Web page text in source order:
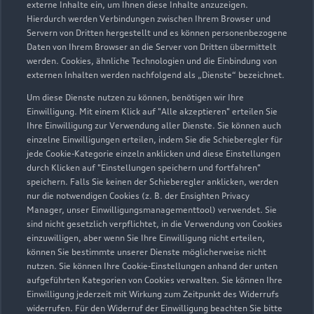
externe Inhalte ein, um Ihnen diese Inhalte anzuzeigen.
Hierdurch werden Verbindungen zwischen Ihrem Browser und
Servern von Dritten hergestellt und es können personenbezogene
Daten von Ihrem Browser an die Server von Dritten übermittelt
werden. Cookies, ähnliche Technologien und die Einbindung von
externen Inhalten werden nachfolgend als „Dienste“ bezeichnet.
Um diese Dienste nutzen zu können, benötigen wir Ihre
Einwilligung. Mit einem Klick auf "Alle akzeptieren" erteilen Sie
Ihre Einwilligung zur Verwendung aller Dienste. Sie können auch
einzelne Einwilligungen erteilen, indem Sie die Schieberegler für
jede Cookie-Kategorie einzeln anklicken und diese Einstellungen
durch Klicken auf "Einstellungen speichern und fortfahren"
speichern. Falls Sie keinen der Schieberegler anklicken, werden
nur die notwendigen Cookies (z. B. der Ensighten Privacy
Manager, unser Einwilligungsmanagementtool) verwendet. Sie
sind nicht gesetzlich verpflichtet, in die Verwendung von Cookies
einzuwilligen, aber wenn Sie Ihre Einwilligung nicht erteilen,
können Sie bestimmte unserer Dienste möglicherweise nicht
nutzen. Sie können Ihre Cookie-Einstellungen anhand der unten
aufgeführten Kategorien von Cookies verwalten. Sie können Ihre
Einwilligung jederzeit mit Wirkung zum Zeitpunkt des Widerrufs
widerrufen. Für den Widerruf der Einwilligung beachten Sie bitte
Marktdaten als auch aktuelle Marktpreise. Der gezeigte Wert
dient zur Orientierung - Wert beeinflussende
Regionalfaktoren, Sonderausstattungen und der individuelle
Zustand Ihres Fahrzeugs können hier nicht vollends
berücksichtigt werden. Aus diesen Gründen kann die
endgültige Bewertung erst nach einer Prüfung des Fahrzeugs
durch den Audi Partner bzw. einen Kfz-Sachverständigen
erfolgen.
Ein Angebot der Audi Leasing, Zweigniederlassung der
Volkswagen Leasing GmbH, Gifhorner Str. 57, 38112
Braunschweig, für Privatkunden und gewerbliche
Einzelabnehmer.
Diese Leistung umfasst den Anspruch auf eine begrenzte
Übernahme der Kosten bis zu 35 Euro für Ersatzmobilität (z.B.
Mietwagen). Der Partner entscheidet über die Art der
Ersatzmobilität. Die Ersatzmobilität gilt nur in
Zusammenhang mit Leistungen, die durch die Dienstleistung